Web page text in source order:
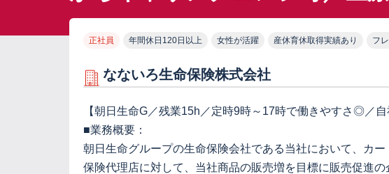
正社員 年間休日120日以上 女性が活躍 産休育休取得実績あり フ
なないろ生命保険株式会社
【朝日生命G／残業15h／定時9時～17時で働きやすさ◎／
■業務概要：
朝日生命グループの生命保険会社である当社において、カ
保険代理店に対して、当社商品の販売増を目標に販売促進の